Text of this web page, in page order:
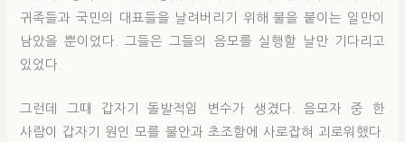
귀족들과 국민의 대표들을 날려버리기 위해 불을 붙이는 일만이
남았을 뿐이었다. 그들은 그들의 음모를 실행할 날만 기다리고
있었다.
그런데 그때 갑자기 돌발적임 변수가 생겼다. 음모자 중 한
사람이 갑자기 원인 모를 불안과 초조함에 사로잡혀 괴로워했다.